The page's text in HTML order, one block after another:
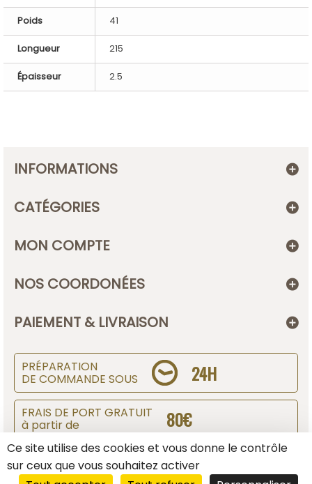
Poids 41
Longueur 215
Épaisseur 2.5
INFORMATIONS
CATÉGORIES
MON COMPTE
NOS COORDONÉES
PAIEMENT & LIVRAISON
PRÉPARATION
DE COMMANDE SOUS 24H
FRAIS DE PORT GRATUIT
à partir de 80€
SUIVI DE COLIS
Ce site utilise des cookies et vous donne le contrôle
sur ceux que vous souhaitez activer